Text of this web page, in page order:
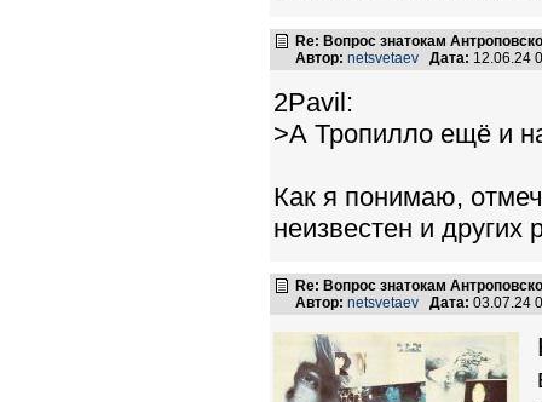
Re: Вопрос знатокам
Автор: netsvetaev Дата: 12.06.24
2Pavil:
>А Тропилло ещё и
Как я понимаю,
неизвестен и других
Re: Вопрос знатокам
Автор: netsvetaev Дата: 03.07.24